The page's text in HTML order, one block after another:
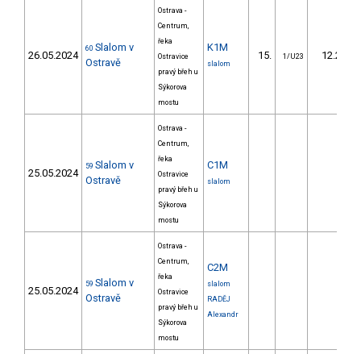
26.05.2024
60 Slalom v
Ostravě
Ostrava -
Centrum,
řeka
Ostravice
pravý břeh u
Sýkorova
mostu
K1M
slalom
15. 1/U23 12.20
25.05.2024
59 Slalom v
Ostravě
Ostrava -
Centrum,
řeka
Ostravice
pravý břeh u
Sýkorova
mostu
C1M
slalom
25.05.2024
59 Slalom v
Ostravě
Ostrava -
Centrum,
řeka
Ostravice
pravý břeh u
Sýkorova
mostu
C2M
slalom
RADĚJ
Alexandr